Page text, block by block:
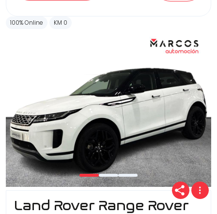
100% Online KM 0
Land Rover Range Rover